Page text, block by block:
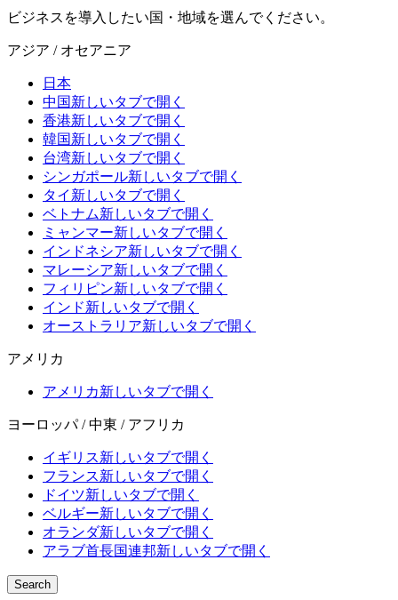
ビジネスを導入したい国・地域を選んでください。
アジア / オセアニア
日本
中国新しいタブで開く
香港新しいタブで開く
韓国新しいタブで開く
台湾新しいタブで開く
シンガポール新しいタブで開く
タイ 新しいタブで開く
ベトナム新しいタブで開く
ミャンマー新しいタブで開く
インドネシア新しいタブで開く
マレーシア新しいタブで開く
フィリピン新しいタブで開く
インド新しいタブで開く
オーストラリア新しいタブで開く
アメリカ
アメリカ新しいタブで開く
ヨーロッパ / 中東 / アフリカ
イギリス新しいタブで開く
フランス新しいタブで開く
ドイツ新しいタブで開く
ベルギー新しいタブで開く
オランダ新しいタブで開く
アラブ首長国連邦新しいタブで開く
Search